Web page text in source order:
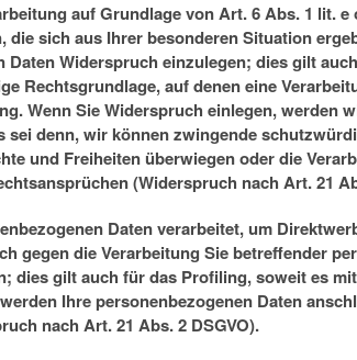
auf Grundlage von Art. 6 Abs. 1 lit.
die sich aus Ihrer besonderen Situation
Daten Widerspruch einzulegen; dies gilt
Rechtsgrundlage, auf denen eine
Wenn Sie Widerspruch einlegen, werden
sei denn, wir können zwingende
und Freiheiten überwiegen oder die
(Widerspruch nach Art. 21
Daten verarbeitet, um
gegen die Verarbeitung Sie betreffender
dies gilt auch für das Profiling, soweit es
Ihre personenbezogenen Daten
nach Art. 21 Abs. 2 DSGVO).